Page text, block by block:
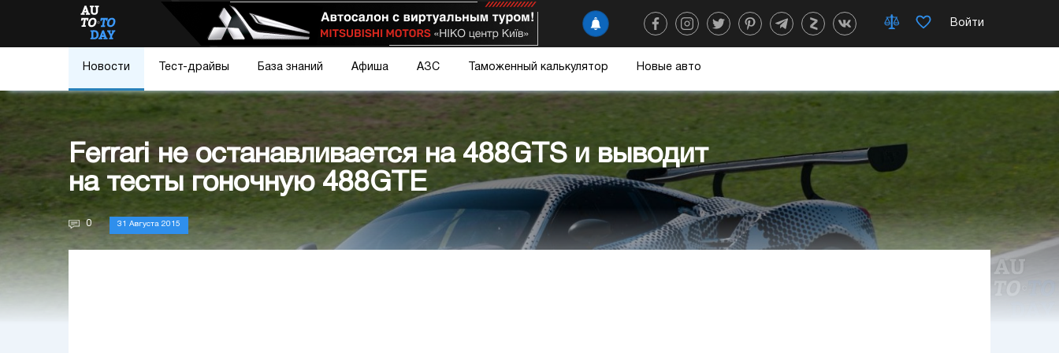
Войти
Новости Тест-драйвы База знаний Афиша АЗС Таможенный калькулятор Новые авто
Ferrari не останавливается на 488GTS и выводит
на тесты гоночную 488GTE
0 31 Августа 2015